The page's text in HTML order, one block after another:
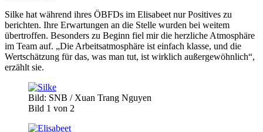
Silke hat während ihres ÖBFDs im Elisabeet nur Positives zu
berichten. Ihre Erwartungen an die Stelle wurden bei weitem
übertroffen. Besonders zu Beginn fiel mir die herzliche Atmosphäre
im Team auf. „Die Arbeitsatmosphäre ist einfach klasse, und die
Wertschätzung für das, was man tut, ist wirklich außergewöhnlich“,
erzählt sie.
Bild: SNB / Xuan Trang Nguyen
Bild 1 von 2